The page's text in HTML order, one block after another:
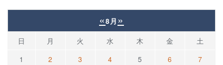
«8月 »
日 月 火 水 木 金
土
1
2 3 4 5 6
7